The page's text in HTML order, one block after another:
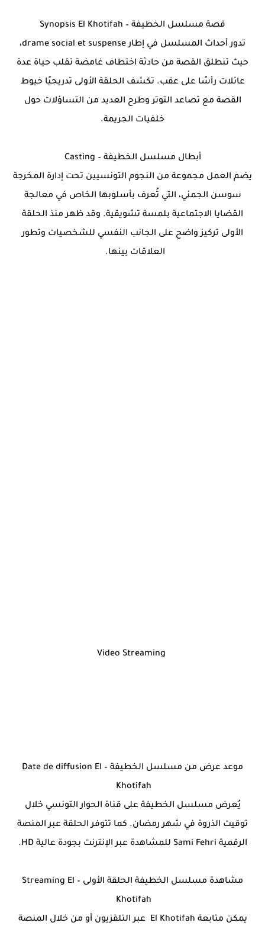
قصة مسلسل الخطيفة – Synopsis El Khotifah
تدور أحداث المسلسل في إطار drame social et suspense،
حيث تنطلق القصة من حادثة اختطاف غامضة تقلب حياة عدة
عائلات رأسًا على عقب. تكشف الحلقة الأولى تدريجيًا خيوط
القصة مع تصاعد التوتر وطرح العديد من التساؤلات حول
خلفيات الجريمة.
أبطال مسلسل الخطيفة – Casting
يضم العمل مجموعة من النجوم التونسيين تحت إدارة المخرجة
سوسن الجمني، التي تُعرف بأسلوبها الخاص في معالجة
القضايا الاجتماعية بلمسة تشويقية. وقد ظهر منذ الحلقة
الأولى تركيز واضح على الجانب النفسي للشخصيات وتطور
العلاقات بينها.
موعد عرض من مسلسل الخطيفة – Date de diffusion El
Khotifah
يُعرض مسلسل الخطيفة على قناة الحوار التونسي خلال
توقيت الذروة في شهر رمضان. كما تتوفر الحلقة عبر المنصة
الرقمية Sami Fehri للمشاهدة عبر الإنترنت بجودة عالية HD.
مشاهدة مسلسل الخطيفة الحلقة الأولى – Streaming El
Khotifah
يمكن متابعة El Khotifah عبر التلفزيون أو من خلال المنصة